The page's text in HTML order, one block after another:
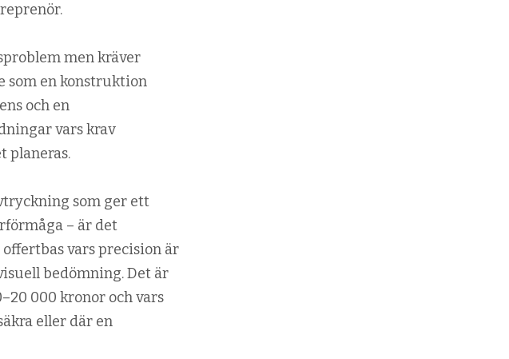
men kräver
som en konstruktion
och en
vars krav
planeras.
som ger ett
– är det
vars precision är
bedömning. Det är
000 kronor och vars
eller där en